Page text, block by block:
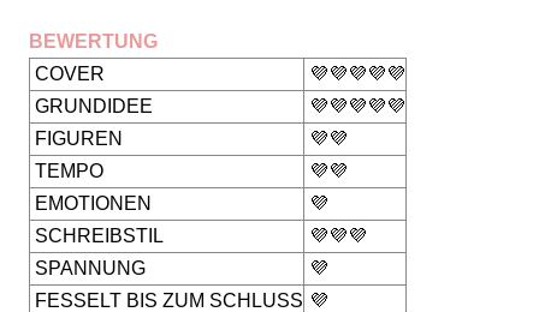
BEWERTUNG
COVER
💜💜💜💜💜
GRUNDIDEE
💜💜💜💜💜
FIGUREN
💜💜
TEMPO
💜💜
EMOTIONEN
💜
SCHREIBSTIL
💜💜💜
SPANNUNG
💜
FESSELT BIS ZUM SCHLUSS 💜